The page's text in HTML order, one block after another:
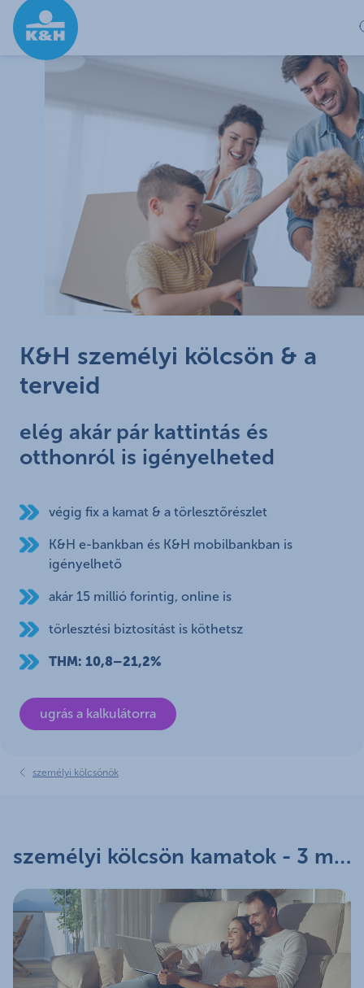
Ugrás a fő tartalomhoz
K&H személyi kölcsön & a
terveid
elég akár pár kattintás és
otthonról is igényelheted
végig fix a kamat & a törlesztőrészlet
K&H e-bankban és K&H mobilbankban is
igényelhető
akár 15 millió forintig, online is
törlesztési biztosítást is köthetsz
THM: 10,8–21,2%
ugrás a kalkulátorra
személyi kölcsönök
személyi kölcsön kamatok - 3 millió forinttól már 9,99%-os kamattól